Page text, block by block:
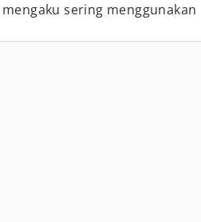
mengaku sering menggunakan